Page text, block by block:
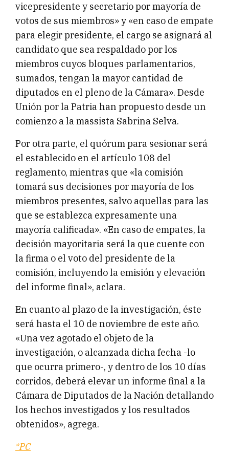
vicepresidente y secretario por mayoría de
votos de sus miembros» y «en caso de empate
para elegir presidente, el cargo se asignará al
candidato que sea respaldado por los
miembros cuyos bloques parlamentarios,
sumados, tengan la mayor cantidad de
diputados en el pleno de la Cámara». Desde
Unión por la Patria han propuesto desde un
comienzo a la massista Sabrina Selva.
Por otra parte, el quórum para sesionar será
el establecido en el artículo 108 del
reglamento, mientras que «la comisión
tomará sus decisiones por mayoría de los
miembros presentes, salvo aquellas para las
que se establezca expresamente una
mayoría calificada». «En caso de empates, la
decisión mayoritaria será la que cuente con
la firma o el voto del presidente de la
comisión, incluyendo la emisión y elevación
del informe final», aclara.
En cuanto al plazo de la investigación, éste
será hasta el 10 de noviembre de este año.
«Una vez agotado el objeto de la
investigación, o alcanzada dicha fecha -lo
que ocurra primero-, y dentro de los 10 días
corridos, deberá elevar un informe final a la
Cámara de Diputados de la Nación detallando
los hechos investigados y los resultados
obtenidos», agrega.
*PC